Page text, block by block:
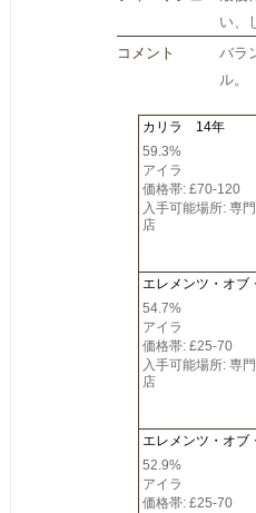
い、
コメント
バラ
ル。
カリラ 14年
59.3%
アイラ
価格帯: £70-120
入手可能場所: 専
店
エレメンツ・オ
54.7%
アイラ
価格帯: £25-70
入手可能場所: 専
店
エレメンツ・オブ
52.9%
アイラ
価格帯: £25-70